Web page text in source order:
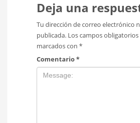
Deja una
Tu dirección de correo electrónico
publicada. Los campos obligatorios
marcados con *
Comentario*